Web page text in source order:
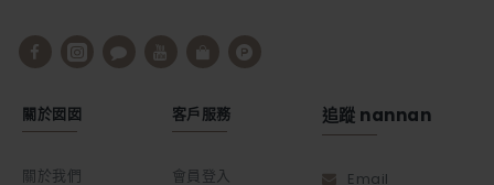
關於囡囡
關於我們
客戶服務
會員登入
追蹤 nannan
Email